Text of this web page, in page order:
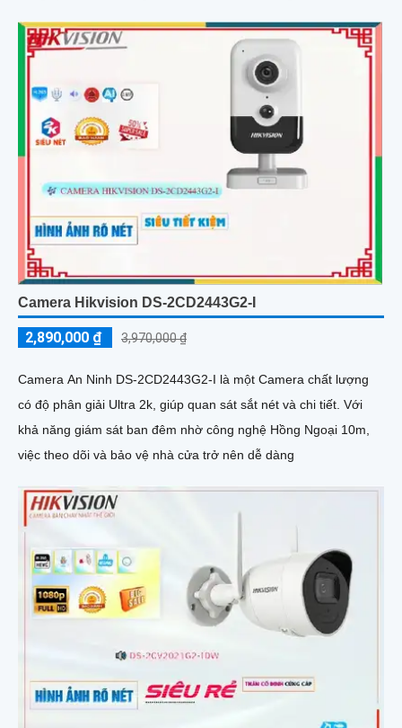
Camera Hikvision DS-2CD2443G2-I
2,890,000 ₫ 3,970,000 ₫
Camera An Ninh DS-2CD2443G2-I là một Camera chất lượng
có độ phân giải Ultra 2k, giúp quan sát sắt nét và chi tiết. Với
khả năng giám sát ban đêm nhờ công nghệ Hồng Ngoại 10m,
việc theo dõi và bảo vệ nhà cửa trở nên dễ dàng